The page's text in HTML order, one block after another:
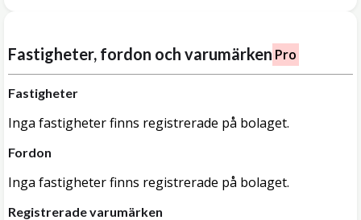
Fastigheter, fordon och varumärken Pro
Fastigheter
Inga fastigheter finns registrerade på bolaget.
Fordon
Inga fastigheter finns registrerade på bolaget.
Registrerade varumärken